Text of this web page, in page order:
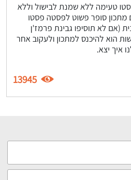
טעימה ללא שמנת לבישול וללא
מתכון סופר פשוט לפסטה פסטו
(אם לא תוסיפו גבינת פרמז'ן
הוא להיכנס למתכון ולעקוב אחר
איך יצא.
13945